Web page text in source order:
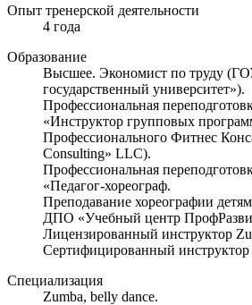
Опыт тренерской деятельности
4 года
Образование
Высшее. Экономист по труду
государственный университет»).
Профессиональная
«Инструктор групповых
Профессионального Фитнес
Consulting» LLC).
Профессиональная
«Педагог-хореограф.
Преподавание хореографии
ДПО «Учебный центр
Лицензированный инструктор
Сертифицированный инструктор
Специализация
Zumba, belly dance.